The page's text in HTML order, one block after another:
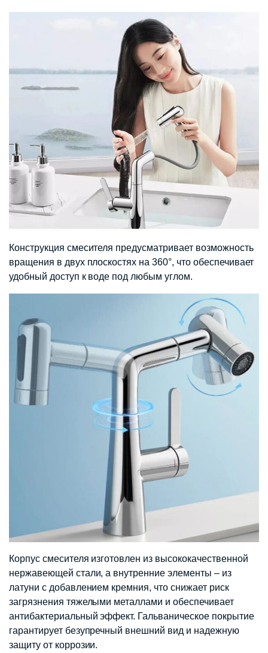
Конструкция смесителя предусматривает возможность
вращения в двух плоскостях на 360°, что обеспечивает
удобный доступ к воде под любым углом.
Корпус смесителя изготовлен из высококачественной
нержавеющей стали, а внутренние элементы – из
латуни с добавлением кремния, что снижает риск
загрязнения тяжелыми металлами и обеспечивает
антибактериальный эффект. Гальваническое покрытие
гарантирует безупречный внешний вид и надежную
защиту от коррозии.